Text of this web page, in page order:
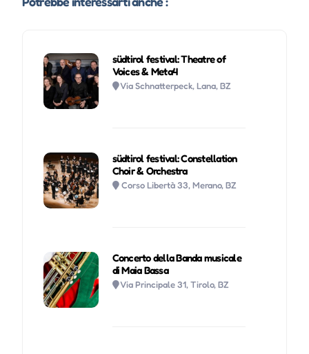
südtirol festival: Theatre of
Voices & Meta4
Via Schnatterpeck, Lana, BZ
südtirol festival: Constellation
Choir & Orchestra
Corso Libertà 33, Merano, BZ
Concerto della Banda musicale
di Maia Bassa
Via Principale 31, Tirolo, BZ